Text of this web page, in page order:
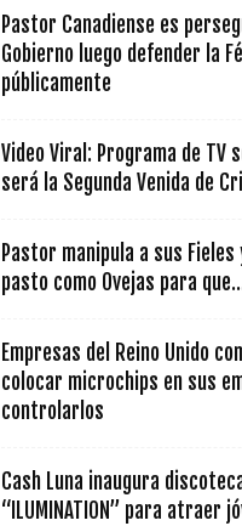
Pastor Canadiense es
Gobierno luego defender la
públicamente
Video Viral: Programa de TV
será la Segunda Venida de
Pastor manipula a sus
pasto como Ovejas para
Empresas del Reino Unido
colocar microchips en sus
controlarlos
Cash Luna inaugura
“ILUMINATION” para atraer